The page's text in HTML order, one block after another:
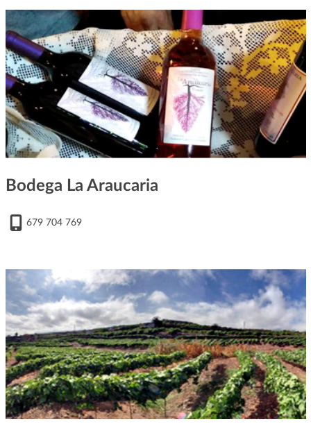
Bodega La Araucaria
679 704 769